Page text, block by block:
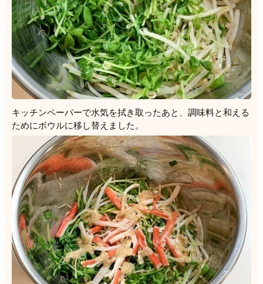
キッチンペーパーで水気を拭き取ったあと、調味料と和える
ためにボウルに移し替えました。